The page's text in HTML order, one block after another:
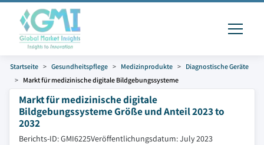
Startseite Gesundheitspflege Medizinprodukte
Diagnostische Geräte
Markt für medizinische digitale Bildgebungssysteme
Markt für medizinische digitale
Bildgebungssysteme Größe und Anteil 2023 to
2032
Berichts-ID: GMI6225Veröffentlichungsdatum: July 2023